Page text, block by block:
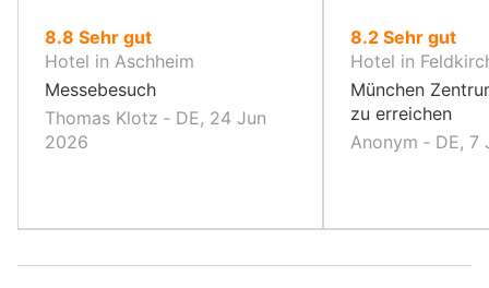
8.8 von
10,
Sehr gut
Hotel in Aschheim
Messebesuch
Thomas Klotz ‐ DE, 24 Jun
2026
8.2 von
10,
Sehr gut
Hotel in
München
zu erreichen
Anonym ‐ DE,